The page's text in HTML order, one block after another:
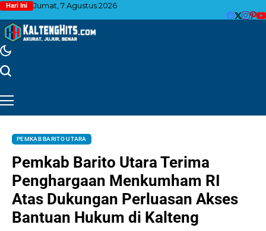
Hari Ini Jumat, 7 Agustus 2026
PEMKAB BARITO UTARA
Pemkab Barito Utara Terima
Penghargaan Menkumham RI
Atas Dukungan Perluasan Akses
Bantuan Hukum di Kalteng